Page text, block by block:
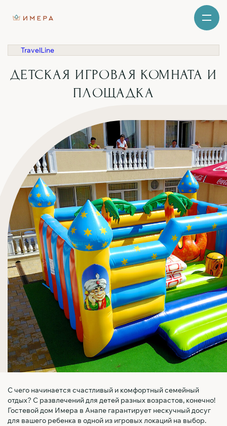
TravelLine
ДЕТСКАЯ ИГРОВАЯ КОМНАТА И
ПЛОЩАДКА
С чего начинается счастливый и комфортный семейный
отдых? С развлечений для детей разных возрастов, конечно!
Гостевой дом Имера в Анапе гарантирует нескучный досуг
для вашего ребенка в одной из игровых локаций на выбор.